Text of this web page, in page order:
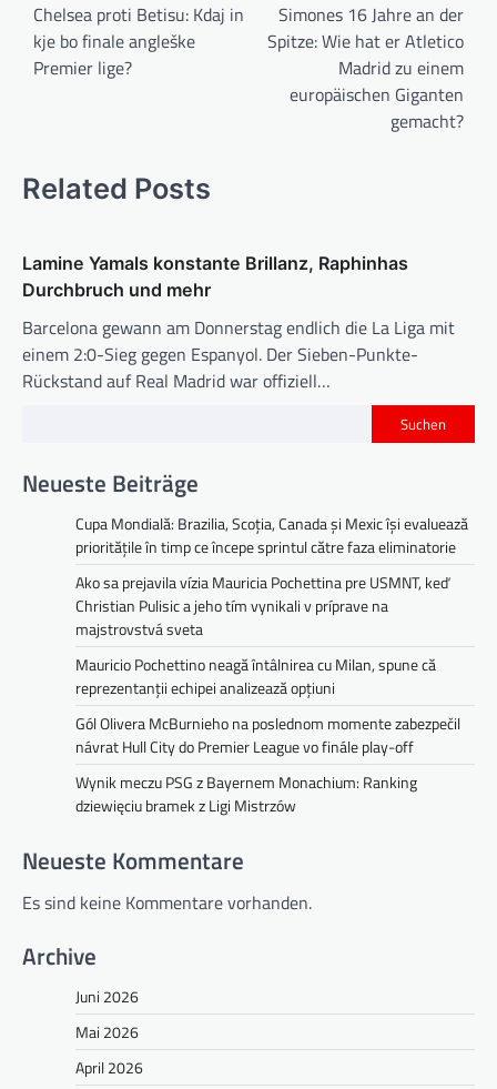
g
n
a
v
i
g
i
Chelsea proti Betisu: Kdaj in
kje bo finale angleške
Premier lige?
Simones 16 Jahre an der
Spitze: Wie hat er Atletico
Madrid zu einem
europäischen Giganten
gemacht?
Related Posts
Lamine Yamals konstante Brillanz, Raphinhas
Durchbruch und mehr
Barcelona gewann am Donnerstag endlich die La Liga mit
einem 2:0-Sieg gegen Espanyol. Der Sieben-Punkte-
Rückstand auf Real Madrid war offiziell…
Suchen
Neueste Beiträge
Cupa Mondială: Brazilia, Scoția, Canada și Mexic își evaluează
prioritățile în timp ce începe sprintul către faza eliminatorie
Ako sa prejavila vízia Mauricia Pochettina pre USMNT, keď
Christian Pulisic a jeho tím vynikali v príprave na
majstrovstvá sveta
Mauricio Pochettino neagă întâlnirea cu Milan, spune că
reprezentanții echipei analizează opțiuni
Gól Olivera McBurnieho na poslednom momente zabezpečil
návrat Hull City do Premier League vo finále play-off
Wynik meczu PSG z Bayernem Monachium: Ranking
dziewięciu bramek z Ligi Mistrzów
Neueste Kommentare
Es sind keine Kommentare vorhanden.
Archive
Juni 2026
Mai 2026
April 2026